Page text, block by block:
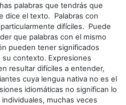
palabras que tendrás que
dice el texto. Palabras con
difíciles. Puede
que palabras con el mismo
pueden tener significados
contexto. Expresiones
resultar difíciles a entender,
cuya lengua nativa no es el
idiomáticas no significan lo
muchas veces